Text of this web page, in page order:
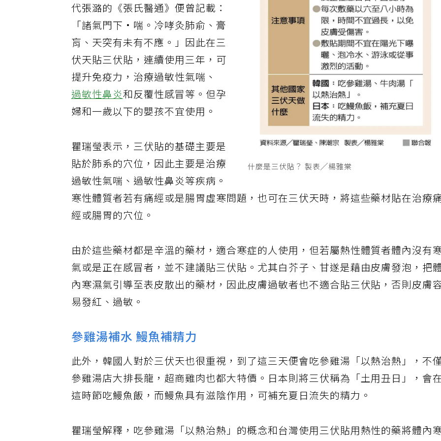
什麼是三伏貼？ 製表╱楊雅棠
代張潞的《張氏醫通》便曾記載：
「諸氣門下·喘。冷哮灸肺俞、膏
肓、天突有未有不應。」因此在三
伏天貼三伏貼，連續使用三年，可
提升免疫力，治療過敏性氣喘、
過敏性鼻炎和反覆性感冒等。但孕
婦和一歲以下的嬰孩不宜使用。
瞿瑞瑩表示，三伏貼的基礎主要是
貼於肺系的穴位，因此主要是治療
過敏性氣喘、過敏性鼻炎等疾病。
寒性體質者若有痛經或是腸胃虛寒問題，也可在三伏天時，將這些藥材貼在治療
經或腸胃的穴位。
由於這些藥材都是辛溫的藥材，適合寒症的人使用，但若屬熱性體質者體內沒有
氣或是正在感冒者，並不建議貼三伏貼。尤其白芥子、甘遂是藉由皮膚發泡，把
內寒濕氣引導至表皮散出的藥材，因此皮膚過敏者也不適合貼三伏貼，否則皮膚
易發紅、過敏。
參雞湯補水 鰻魚補精力
此外，韓國人對於三伏天也很重視，到了這三天便會吃參雞湯「以熱治熱」，不
參雞湯店大排長龍，超商雞肉也都大特價。日本則將三伏稱為「土用丑日」，會
這時節吃鰻魚飯，而鰻魚具有滋陰作用，可補充夏日流失的精力。